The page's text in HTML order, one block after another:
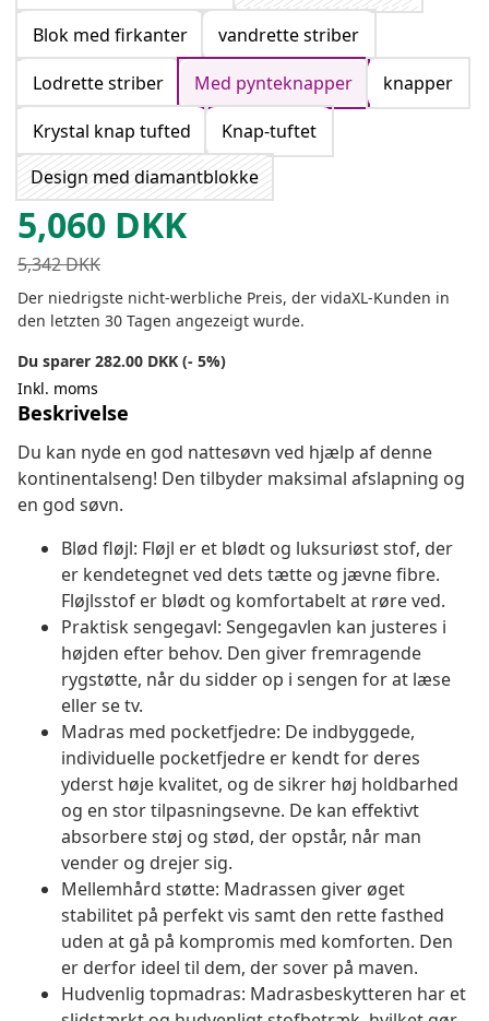
Blok med firkanter
vandrette striber
Lodrette striber
Med pynteknapper
knapper
Krystal knap tufted
Knap-tuftet
Design med diamantblokke
5,060 DKK
5,342DKK
Der niedrigste nicht-werbliche Preis, der vidaXL-Kunden in
den letzten 30 Tagen angezeigt wurde.
Du sparer 282.00 DKK (- 5%)
Inkl. moms
Beskrivelse
Du kan nyde en god nattesøvn ved hjælp af denne
kontinentalseng! Den tilbyder maksimal afslapning og
en god søvn.
Blød fløjl: Fløjl er et blødt og luksuriøst stof, der
er kendetegnet ved dets tætte og jævne fibre.
Fløjlsstof er blødt og komfortabelt at røre ved.
Praktisk sengegavl: Sengegavlen kan justeres i
højden efter behov. Den giver fremragende
rygstøtte, når du sidder op i sengen for at læse
eller se tv.
Madras med pocketfjedre: De indbyggede,
individuelle pocketfjedre er kendt for deres
yderst høje kvalitet, og de sikrer høj holdbarhed
og en stor tilpasningsevne. De kan effektivt
absorbere støj og stød, der opstår, når man
vender og drejer sig.
Mellemhård støtte: Madrassen giver øget
stabilitet på perfekt vis samt den rette fasthed
uden at gå på kompromis med komforten. Den
er derfor ideel til dem, der sover på maven.
Hudvenlig topmadras: Madrasbeskytteren har et